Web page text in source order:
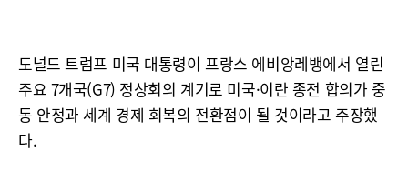
도널드 트럼프 미국 대통령이 프랑스 에비앙레뱅에서 열린
주요 7개국(G7) 정상회의 계기로 미국·이란 종전 합의가 중
동 안정과 세계 경제 회복의 전환점이 될 것이라고 주장했
다.